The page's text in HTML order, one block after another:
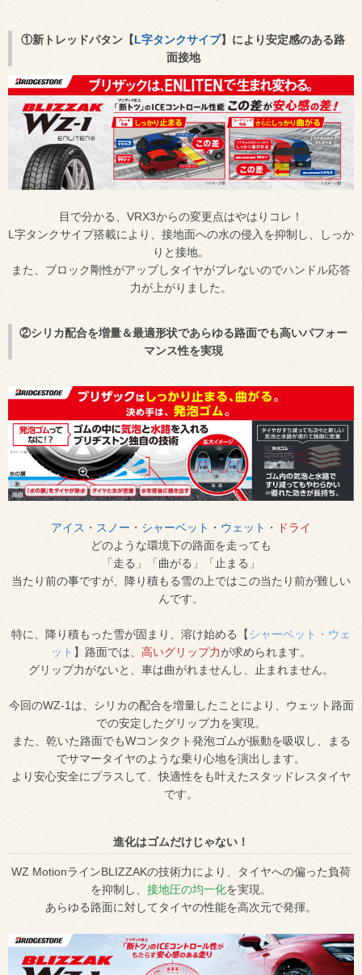
①新トレッドパタン【L字タンクサイプ】により安定感のある路
面接地
目で分かる、VRX3からの変更点はやはりコレ！
L字タンクサイプ搭載により、接地面への水の侵入を抑制し、しっか
りと接地。
また、ブロック剛性がアップしタイヤがブレないのでハンドル応答
力が上がりました。
②シリカ配合を増量＆最適形状であらゆる路面でも高いパフォー
マンス性を実現
アイス ・ スノー ・ シャーベット ・ ウェット ・
ドライ
どのような環境下の路面を走っても
「走る」「曲がる」「止まる」
当たり前の事ですが、降り積もる雪の上ではこの当たり前が難しい
んです。
特に、降り積もった雪が固まり、溶け始める【シャーベット・ウェ
ット 】路面では、 高いグリップ力が求められます。
グリップ力がないと、車は曲がれませんし、止まれません。
今回のWZ-1は、シリカの配合を増量したことにより、ウェット路面
での安定したグリップ力を実現。
また、乾いた路面でもWコンタクト発泡ゴムが振動を吸収し、まる
でサマータイヤのような乗り心地を演出します。
より安心安全にプラスして、快適性をも叶えたスタッドレスタイヤ
です。
進化はゴムだけじゃない！
WZ MotionラインBLIZZAKの技術力により、タイヤへの偏った負荷
を抑制し、 接地圧の均一化を実現。
あらゆる路面に対してタイヤの性能を高次元で発揮。